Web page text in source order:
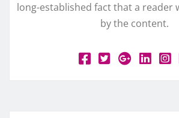
long-established fact that a reader
by the content.